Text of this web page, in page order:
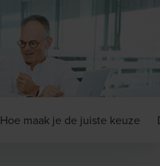
Hoe maak je de juiste keuze